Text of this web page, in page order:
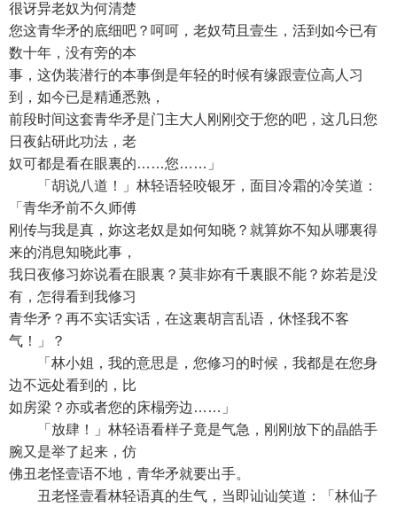
很讶异老奴为何清楚
您这青华矛的底细吧？呵呵，老奴茍且壹生，活到如今已有
数十年，没有旁的本
事，这伪装潜行的本事倒是年轻的时候有缘跟壹位高人习
到，如今已是精通悉熟，
前段时间这套青华矛是门主大人刚刚交于您的吧，这几日您
日夜鉆研此功法，老
奴可都是看在眼裏的……您……」
「胡说八道！」林轻语轻咬银牙，面目冷霜的冷笑道：
「青华矛前不久师傅
刚传与我是真，妳这老奴是如何知晓？就算妳不知从哪裏得
来的消息知晓此事，
我日夜修习妳说看在眼裏？莫非妳有千裏眼不能？妳若是没
有，怎得看到我修习
青华矛？再不实话实话，在这裏胡言乱语，休怪我不客
气！」？
「林小姐，我的意思是，您修习的时候，我都是在您身
边不远处看到的，比
如房梁？亦或者您的床榻旁边……」
「放肆！」林轻语看样子竟是气急，刚刚放下的晶皓手
腕又是举了起来，仿
佛丑老怪壹语不地，青华矛就要出手。
丑老怪壹看林轻语真的生气，当即讪讪笑道：「林仙子